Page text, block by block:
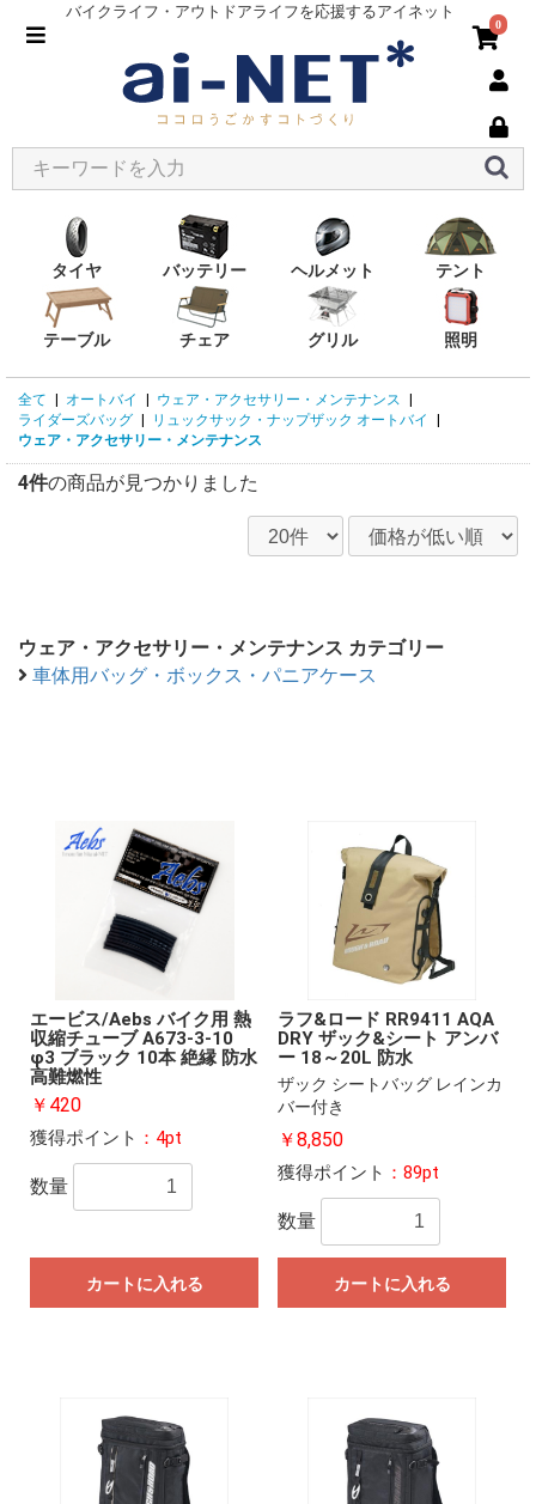
バイクライフ・アウトドアライフを応援するアイネット
0
タイヤ バッテリー ヘルメット テント
テーブル チェア グリル 照明
全て オートバイ ウェア・アクセサリー・メンテナンス
ライダーズバッグ
リュックサック・ナップザック オートバイ
ウェア・アクセサリー・メンテナンス
4件の商品が見つかりました
ウェア・アクセサリー・メンテナンス カテゴリー
車体用バッグ・ボックス・パニアケース
エービス/Aebs バイク用 熱
収縮チューブ A673-3-10
φ3 ブラック 10本 絶縁 防水
高難燃性
￥420
獲得ポイント ：4pt
数量
カートに入れる
ラフ&ロード RR9411 AQA
DRY ザック&シート アンバ
ー 18～20L 防水
ザック シートバッグ レインカ
バー付き
￥8,850
獲得ポイント ：89pt
数量
カートに入れる